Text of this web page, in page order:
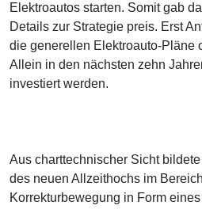
Elektroautos starten. Somit gab
Details zur Strategie preis. Erst
die generellen Elektroauto-Pläne
Allein in den nächsten zehn
investiert werden.
Aus charttechnischer Sicht
des neuen Allzeithochs im
Korrekturbewegung in Form